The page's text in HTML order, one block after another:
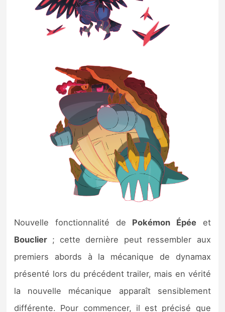
Nouvelle fonctionnalité de Pokémon Épée et
Bouclier ; cette dernière peut ressembler aux
premiers abords à la mécanique de dynamax
présenté lors du précédent trailer, mais en vérité
la nouvelle mécanique apparaît sensiblement
différente. Pour commencer, il est précisé que